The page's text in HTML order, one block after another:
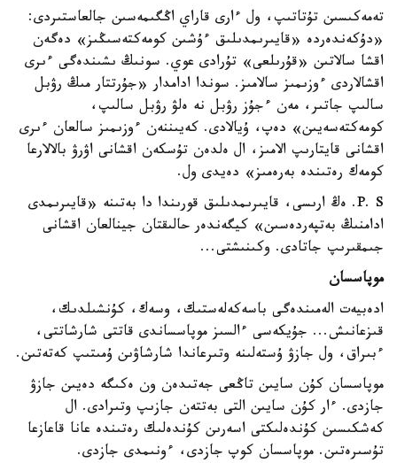
تەمەكىسىن تۇتاتىپ، ول ءارى قاراي اڭگىمەسىن جالعاستىردى:
«دۇكەندەردە «قايىرىمدىلىق ءۇشىن كومەكتەسىڭىز» دەگەن
اقشا سالاتىن «قۇرىلعى» تۇرادى عوي. سونىڭ ىشىندەگى ءىرى
اقشالاردى ءوزىمىز سالامىز. سوندا ادامدار «جۇرتتار مىڭ رۋبل
سالىپ جاتىر، مەن ءجۇز رۋبل نە ەلۋ رۋبل سالىپ،
كومەكتەسەيىن» دەپ، ۇيالادى. كەيىننەن ءوزىمىز سالعان ءىرى
اقشانى قايتارىپ الامىز، ال ەلدەن تۇسكەن اقشانى اۋرۋ بالالارعا
كومەك رەتىندە بەرەمىز» دەيدى ول.
P. S. ەڭ ارىسى، قايىرىمدىلىق قورىندا دا بەتىنە «قايىرىمدى
ادامنىڭ بەتپەردەسىن» كيگەندەر حالىقتان جينالعان اقشانى
جىمقىرىپ جاتادى. وكىنىشتى...
موپاسسان
ادەبيەت الەمىندەگى باسەكەلەستىك، وسەك، كۇنشىلدىك،
قىزعانىش... جۇيكەسى ءالسىز موپاسساندى قاتتى شارشاتتى،
ءبىراق، ول جازۋ ۇستەلىنە وتىرعاندا شارشاۋىن ۇمىتىپ كەتەتىن.
موپاسسان كۇن سايىن تاڭعى جەتىدەن ون ەكىگە دەيىن جازۋ
جازدى. ءار كۇن سايىن التى بەتتەن جازىپ وتىرادى. ال
كەشكىسىن كۇندەلىكتى اسەرىن كۇندەلىك رەتىندە عانا قاعازعا
تۇسىرەتىن. موپاسسان كوپ جازدى، ءونىمدى جازدى.